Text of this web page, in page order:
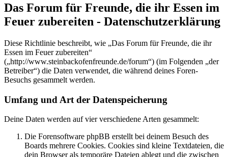
Das Forum für Freunde, die ihr Essen im
Feuer zubereiten - Datenschutzerklärung
Diese Richtlinie beschreibt, wie „Das Forum für Freunde, die ihr
Essen im Feuer zubereiten“
(„http://www.steinbackofenfreunde.de/forum“) (im Folgenden „der
Betreiber“) die Daten verwendet, die während deines Foren-
Besuchs gesammelt werden.
Umfang und Art der Datenspeicherung
Deine Daten werden auf vier verschiedene Arten gesammelt:
Die Forensoftware phpBB erstellt bei deinem Besuch des
Boards mehrere Cookies. Cookies sind kleine Textdateien, die
dein Browser als temporäre Dateien ablegt und die zwischen